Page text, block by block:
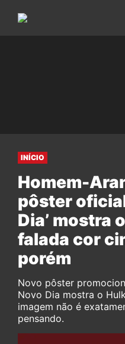
INÍCIO
Homem-
pôster oficial
Dia’ mostra
falada cor
porém
Novo pôster
Novo Dia mostra o
imagem não é
pensando.